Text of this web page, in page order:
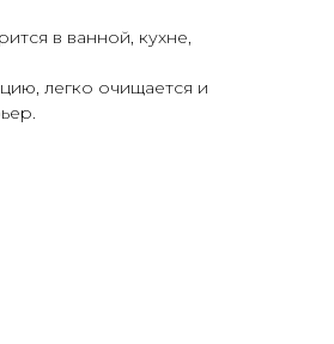
в ванной, кухне,
легко очищается и